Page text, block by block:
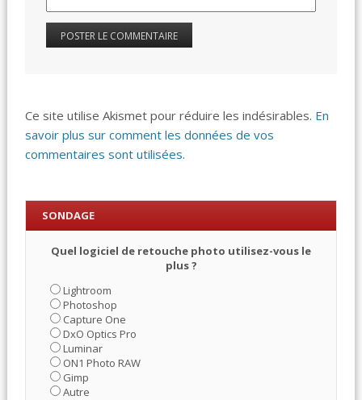
Ce site utilise Akismet pour réduire les indésirables. En
savoir plus sur comment les données de vos
commentaires sont utilisées.
SONDAGE
Quel logiciel de retouche photo utilisez-vous le
plus ?
Lightroom
Photoshop
Capture One
DxO Optics Pro
Luminar
ON1 Photo RAW
Gimp
Autre